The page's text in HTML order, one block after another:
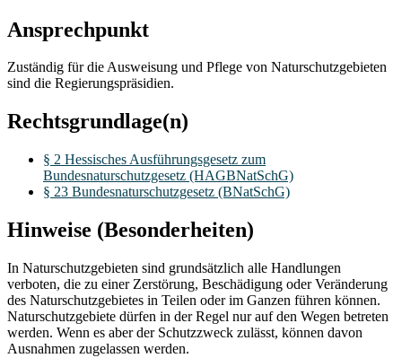
Ansprechpunkt
Zuständig für die Ausweisung und Pflege von Naturschutzgebieten
sind die Regierungspräsidien.
Rechtsgrundlage(n)
§ 2 Hessisches Ausführungsgesetz zum
Bundesnaturschutzgesetz (HAGBNatSchG)
§ 23 Bundesnaturschutzgesetz (BNatSchG)
Hinweise (Besonderheiten)
In Naturschutzgebieten sind grundsätzlich alle Handlungen
verboten, die zu einer Zerstörung, Beschädigung oder Veränderung
des Naturschutzgebietes in Teilen oder im Ganzen führen können.
Naturschutzgebiete dürfen in der Regel nur auf den Wegen betreten
werden. Wenn es aber der Schutzzweck zulässt, können davon
Ausnahmen zugelassen werden.